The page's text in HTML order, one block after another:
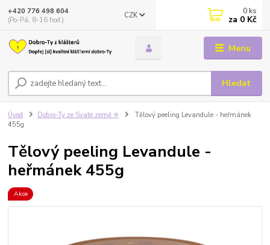
Menu
CZK
Hledat
+420 776 498 604
(Po-Pá, 8-16 hod.)
0 ks
za 0 Kč
Úvod Dobro-Ty ze Svaté země ✡️
Tělový peeling Levandule - heřmánek
455g
Tělový peeling Levandule -
heřmánek 455g
Akce